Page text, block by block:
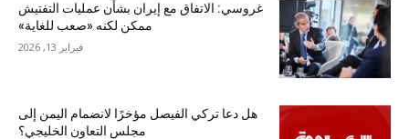
غروسي: الاتفاق مع إيران بشأن عمليات التفتيش
ممكن لكنه «صعب للغاية»
فبراير 13, 2026
هل دعا تركي الفيصل مؤخرًا لانضمام اليمن إلى
مجلس التعاون الخليجي؟